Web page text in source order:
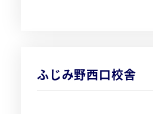
ふじみ野西口校舎